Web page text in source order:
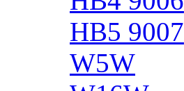
HB5 9007
W5W